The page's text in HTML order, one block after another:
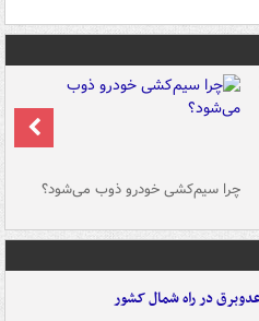
چرا سیم‌کشی خودرو ذوب می‌شود؟
در راه شمال کشور